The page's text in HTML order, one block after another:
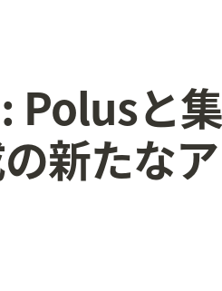
Polusと
新たな